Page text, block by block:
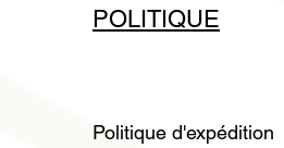
POLITIQUE
Politique d'expédition